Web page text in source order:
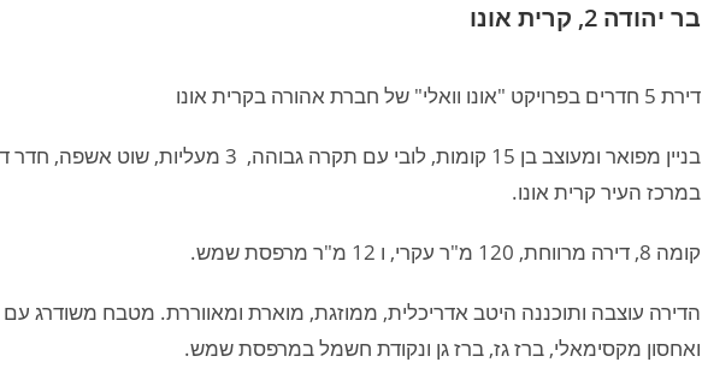
בר יהודה 2, קרית אונו
דירת 5 חדרים בפרויקט "אונו וואלי" של חברת אהורה בקרית אונו
בניין מפואר ומעוצב בן 15 קומות, לובי עם תקרה
במרכז העיר קרית אונו.
קומה 8, דירה מרווחת, 120 מ"ר עקרי, ו 12 מ"ר מרפסת שמש.
הדירה עוצבה ותוכננה היטב אדריכלית, ממוזגת, מוארת ומאווררת. מטבח משודרג
ואחסון מקסימאלי, ברז גז, ברז גן ונקודת חשמל במרפסת שמש.